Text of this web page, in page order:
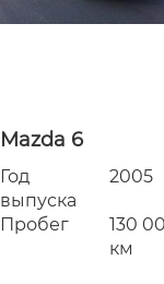
Mazda 6
Год
выпуска
2005
Пробег
130
км